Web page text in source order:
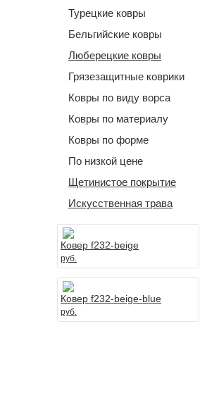
Турецкие ковры
Бельгийские ковры
Люберецкие ковры
Грязезащитные коврики
Ковры по виду ворса
Ковры по материалу
Ковры по форме
По низкой цене
Щетинистое покрытие
Искусственная трава
Ковер f232-beige
руб.
Ковер f232-beige-blue
руб.